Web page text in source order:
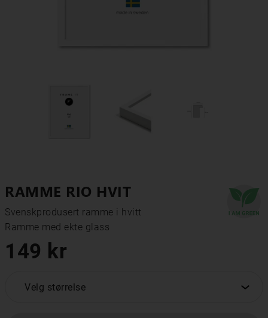
RAMME RIO HVIT
Svenskprodusert ramme i hvitt
Ramme med ekte glass
149 kr
Velg størrelse